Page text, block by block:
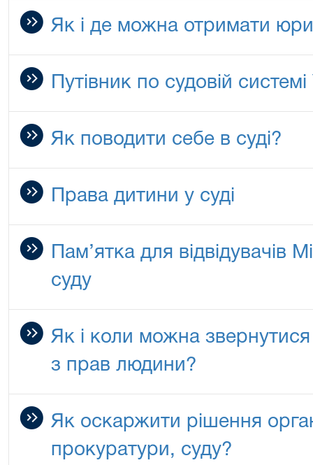
Як і де можна отримати
Путівник по судовій
Як поводити себе в суді?
Права дитини у суді
Пам’ятка для відвідувачів
суду
Як і коли можна
з прав людини?
Як оскаржити рішення
прокуратури, суду?